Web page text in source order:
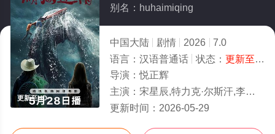
更新至HD
别名：huhaimiqing
中国大陆 剧情 2026
7.0
语言： 汉语普通话 状态： 更新至HD/高清
导演：悦正辉
主演： 宋星辰,特力克·尔斯汗,李一聪,加盆,塞力克拜·阿依恒
更新时间： 2026-05-29